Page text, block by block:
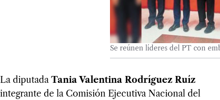
Se reúnen líderes del PT con
La diputada Tania Valentina Rodríguez Ruíz
integrante de la Comisión Ejecutiva Nacional del